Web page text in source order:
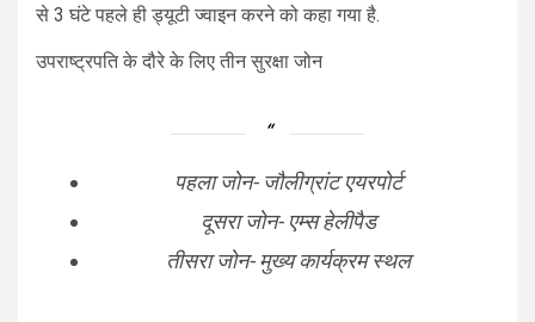
से 3 घंटे पहले ही ड्यूटी ज्वाइन करने को कहा गया है.
उपराष्ट्रपति के दौरे के लिए तीन सुरक्षा जोन
पहला जोन- जौलीग्रांट एयरपोर्ट
दूसरा जोन- एम्स हेलीपैड
तीसरा जोन- मुख्य कार्यक्रम स्थल